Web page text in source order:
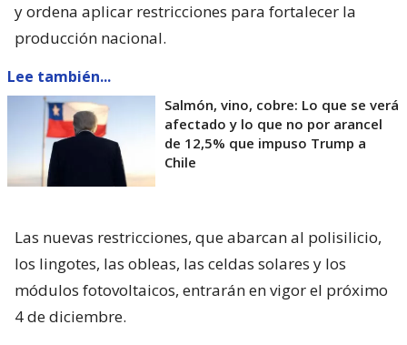
y ordena aplicar restricciones para fortalecer la
producción nacional.
Lee también...
Salmón, vino, cobre: Lo que se verá
afectado y lo que no por arancel
de 12,5% que impuso Trump a
Chile
Las nuevas restricciones, que abarcan al polisilicio,
los lingotes, las obleas, las celdas solares y los
módulos fotovoltaicos, entrarán en vigor el próximo
4 de diciembre.